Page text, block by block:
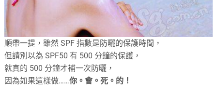
順帶一提，雖然 SPF 指數是防曬的保護時間，
但請別以為 SPF50 有 500 分鐘的保護，
就真的 500 分鐘才補一次防曬，
因為如果這樣做……你。會。死。的！